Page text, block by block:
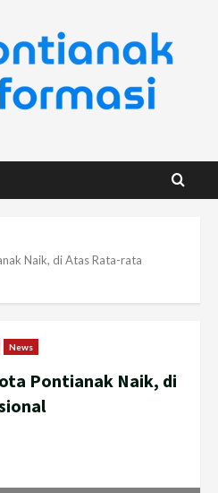
Naik, di Atas Rata-rata
News
Pontianak Naik, di